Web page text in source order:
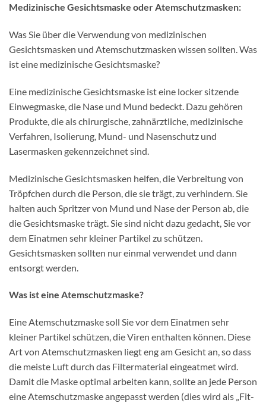
Medizinische Gesichtsmaske oder Atemschutzmasken:
Was Sie über die Verwendung von medizinischen
Gesichtsmasken und Atemschutzmasken wissen sollten. Was
ist eine medizinische Gesichtsmaske?
Eine medizinische Gesichtsmaske ist eine locker sitzende
Einwegmaske, die Nase und Mund bedeckt. Dazu gehören
Produkte, die als chirurgische, zahnärztliche, medizinische
Verfahren, Isolierung, Mund- und Nasenschutz und
Lasermasken gekennzeichnet sind.
Medizinische Gesichtsmasken helfen, die Verbreitung von
Tröpfchen durch die Person, die sie trägt, zu verhindern. Sie
halten auch Spritzer von Mund und Nase der Person ab, die
die Gesichtsmaske trägt. Sie sind nicht dazu gedacht, Sie vor
dem Einatmen sehr kleiner Partikel zu schützen.
Gesichtsmasken sollten nur einmal verwendet und dann
entsorgt werden.
Was ist eine Atemschutzmaske?
Eine Atemschutzmaske soll Sie vor dem Einatmen sehr
kleiner Partikel schützen, die Viren enthalten können. Diese
Art von Atemschutzmasken liegt eng am Gesicht an, so dass
die meiste Luft durch das Filtermaterial eingeatmet wird.
Damit die Maske optimal arbeiten kann, sollte an jede Person
eine Atemschutzmaske angepasst werden (dies wird als „Fit-